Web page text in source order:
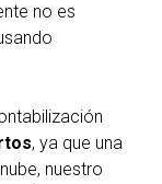
no es
, ya que una
nuestro